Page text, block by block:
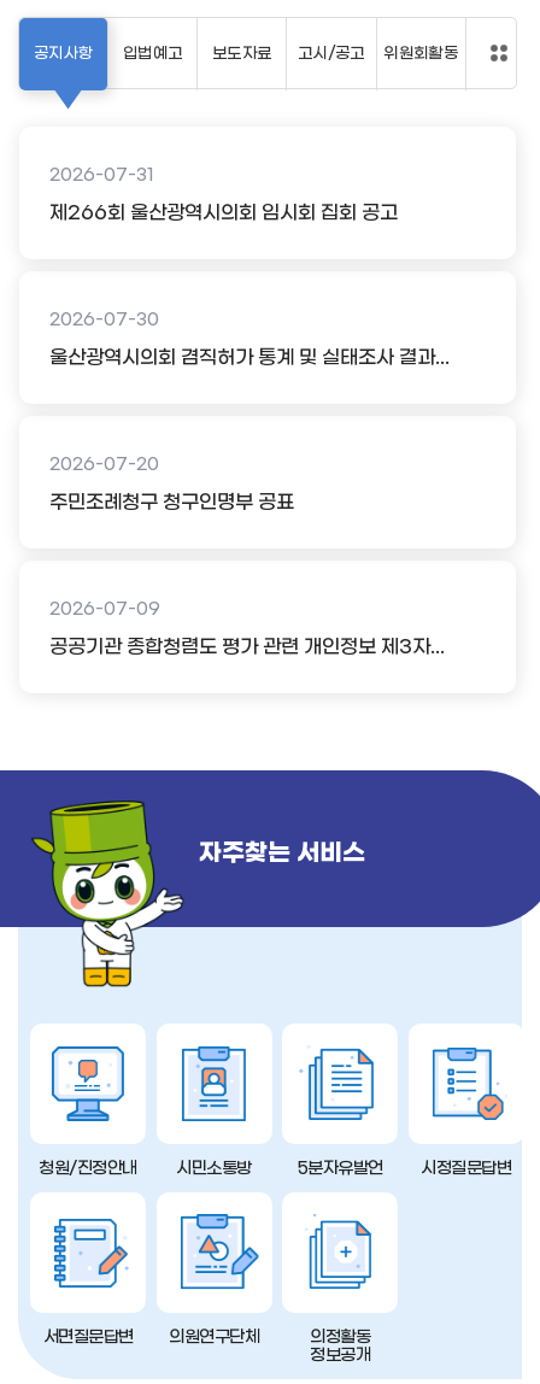
공지사항
2026-07-31
제266회 울산광역시의회 임시회 집회 공고
2026-07-30
울산광역시의회 겸직허가 통계 및 실태조사 결과...
2026-07-20
주민조례청구 청구인명부 공표
2026-07-09
공공기관 종합청렴도 평가 관련 개인정보 제3자...
입법예고 보도자료 고시/공고 위원회활동
자주찾는 서비스
청원/진정안내 시민소통방 5분자유발언 시정질문답변
서면질문답변 의원연구단체
의정활동
정보공개